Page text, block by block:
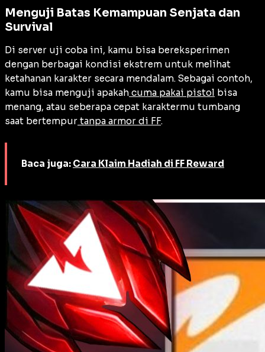
Menguji Batas Kemampuan Senjata dan
Survival
Di server uji coba ini, kamu bisa bereksperimen
dengan berbagai kondisi ekstrem untuk melihat
ketahanan karakter secara mendalam. Sebagai contoh,
kamu bisa menguji apakah cuma pakai pistol bisa
menang, atau seberapa cepat karaktermu tumbang
saat bertempur tanpa armor di FF.
Baca juga: Cara Klaim Hadiah di FF Reward